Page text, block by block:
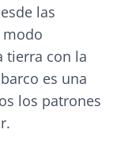
las
modo
tierra con la
es una
los patrones